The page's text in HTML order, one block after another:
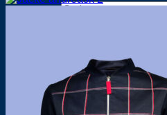
Suchen
Warenkorb /0,00€ 0